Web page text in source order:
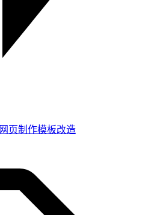
网页制作模板改造